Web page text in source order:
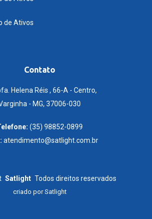
de Ativos
Contato
Helena Réis , 66-A - Centro,
- MG, 37006-030
(35) 98852-0899
atendimento@satlight.com.br
Satlight Todos direitos reservados
criado porSatlight